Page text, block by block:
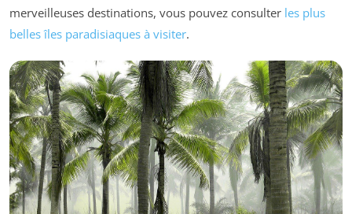
merveilleuses destinations, vous pouvez consulter les plus
belles îles paradisiaques à visiter.